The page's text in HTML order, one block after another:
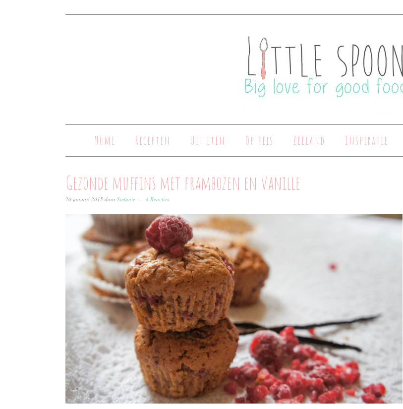
Home Recepten Uit eten Op reis Zeeland Inspiratie
Gezonde muffins met frambozen en vanille
20 januari 2015 doorStefanie 4 Reacties